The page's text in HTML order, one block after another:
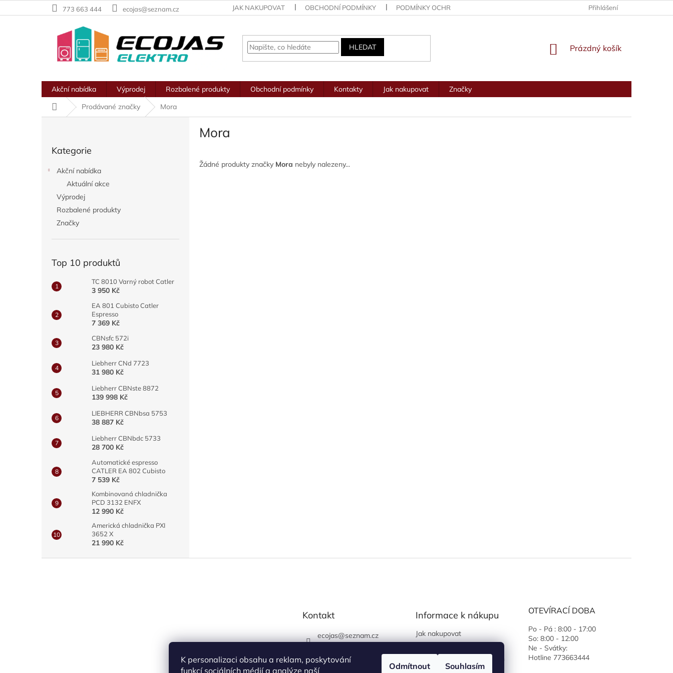
K personalizaci obsahu a reklam, poskytování
funkcí sociálních médií a analýze naší
Odmítnout Souhlasím
na
773 663 444 ecojas@seznam.cz JAK NAKUPOVAT OBCHODNÍ PODMÍNKY PODMÍNKY OCHRANY OSOBNÍCH ÚDAJŮ Přihlášení
HLEDAT
NÁKUPNÍ
Prázdný košík
Akční nabídka Výprodej Rozbalené produkty Obchodní podmínky Kontakty Jak nakupovat
Značky
Domů
Prodávané značky Mora
kategorie
Kategorie
Akční nabídka
Aktuální akce
Výprodej
Rozbalené produkty
Značky
Top 10 produktů
TC 8010 Varný robot Catler
3 950 Kč
EA 801 Cubisto Catler
Espresso
7 369 Kč
CBNsfc 572i
23 980 Kč
Liebherr CNd 7723
31 980 Kč
Liebherr CBNste 8872
139 998 Kč
LIEBHERR CBNbsa 5753
38 887 Kč
Liebherr CBNbdc 5733
28 700 Kč
Automatické espresso
CATLER EA 802 Cubisto
7 539 Kč
Kombinovaná chladnička
PCD 3132 ENFX
12 990 Kč
Americká chladnička PXI
3652 X
21 990 Kč
Mora
Žádné produkty značky Mora nebyly nalezeny...
Kontakt
ecojas@seznam.cz
730 444 400 (prodejna
Informace k nákupu
Jak nakupovat
Podmínky ochrany osobních
údajů
OTEVÍRACÍ DOBA
Po - Pá : 8:00 - 17:00
So: 8:00 - 12:00
Ne - Svátky:
Hotline 773663444